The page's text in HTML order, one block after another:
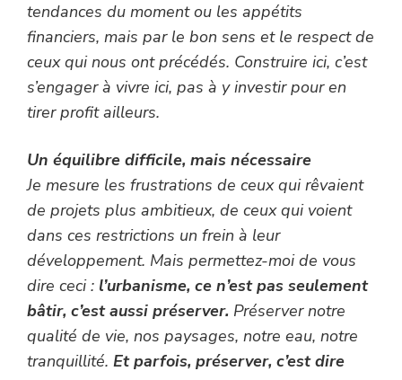
tendances du moment ou les appétits
financiers, mais par le bon sens et le respect de
ceux qui nous ont précédés. Construire ici, c’est
s’engager à vivre ici, pas à y investir pour en
tirer profit ailleurs.
Un équilibre difficile, mais nécessaire
Je mesure les frustrations de ceux qui rêvaient
de projets plus ambitieux, de ceux qui voient
dans ces restrictions un frein à leur
développement. Mais permettez-moi de vous
dire ceci : l’urbanisme, ce n’est pas seulement
bâtir, c’est aussi préserver. Préserver notre
qualité de vie, nos paysages, notre eau, notre
tranquillité. Et parfois, préserver, c’est dire